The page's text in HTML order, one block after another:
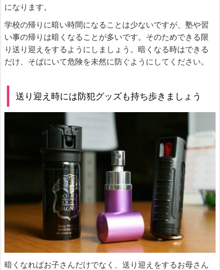
になります。
学校の帰りに暗い時間になることは少ないですが、塾や習
い事の帰りは暗くなることが多いです。そのためできる限
り送り迎えをするようにしましょう。暗くなる時はできる
だけ、そばにいて危険を未然に防ぐようにしてください。
送り迎え時には防犯グッズも持ち歩きましょう
暗くなればお子さんだけでなく、送り迎えをするお母さん